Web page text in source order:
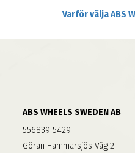
Varför välja ABS
ABS WHEELS SWEDEN AB
556839 5429
Göran Hammarsjös Väg 2